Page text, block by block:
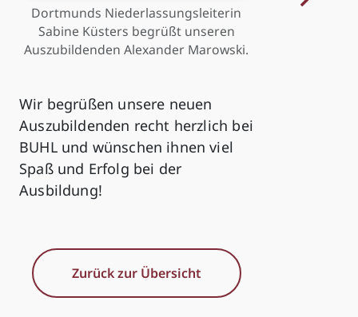
Dortmunds Niederlassungsleiterin
Sabine Küsters begrüßt unseren
Auszubildenden Alexander Marowski.
Wir begrüßen unsere neuen
Auszubildenden recht herzlich bei
BUHL und wünschen ihnen viel
Spaß und Erfolg bei der
Ausbildung!
Zurück zur Übersicht